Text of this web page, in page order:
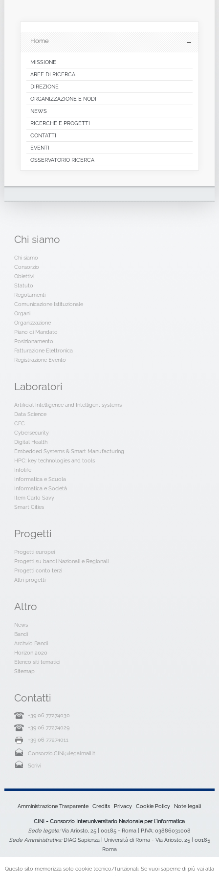
Home
MISSIONE
AREE DI RICERCA
DIREZIONE
ORGANIZZAZIONE E NODI
NEWS
RICERCHE E PROGETTI
CONTATTI
EVENTI
OSSERVATORIO RICERCA
Chi siamo
Chi siamo
Consorzio
Obiettivi
Statuto
Regolamenti
Comunicazione Istituzionale
Organi
Organizzazione
Piano di Mandato
Posizionamento
Fatturazione Elettronica
Registrazione Evento
Laboratori
Artificial Intelligence and Intelligent systems
Data Science
CFC
Cybersecurity
Digital Health
Embedded Systems & Smart Manufacturing
HPC: key technologies and tools
Infolife
Informatica e Scuola
Informatica e Società
Item Carlo Savy
Smart Cities
Progetti
Progetti europei
Progetti su bandi Nazionali e Regionali
Progetti conto terzi
Altri progetti
Altro
News
Bandi
Archvio Bandi
Horizon 2020
Elenco siti tematici
Sitemap
Contatti
+39 06 77274030
+39 06 77274029
+39 06 77274011
Consorzio.CINI@legalmail.it
Scrivi
Amministrazione Trasparente Credits Privacy Cookie Policy Note legali
CINI - Consorzio Interuniversitario Nazionale per l'Informatica
Sede legale:Via Ariosto, 25 | 00185 - Roma | P.IVA: 03886031008
Sede Amministrativa:DIAG Sapienza | Università di Roma - Via Ariosto, 25 | 00185
Roma
Questo sito memorizza solo cookie tecnico/funzionali. Se vuoi saperne di più vai alla